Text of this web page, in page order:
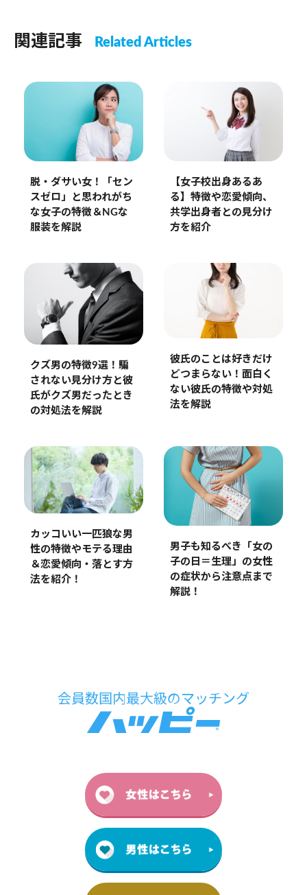
関連記事 Related Articles
脱・ダサい女！「セン
スゼロ」と思われがち
な女子の特徴＆NGな
服装を解説
【女子校出身あるあ
る】特徴や恋愛傾向、
共学出身者との見分け
方を紹介
クズ男の特徴9選！騙
されない見分け方と彼
氏がクズ男だったとき
の対処法を解説
彼氏のことは好きだけ
どつまらない！面白く
ない彼氏の特徴や対処
法を解説
カッコいい一匹狼な男
性の特徴やモテる理由
＆恋愛傾向・落とす方
法を紹介！
男子も知るべき「女の
子の日＝生理」の女性
の症状から注意点まで
解説！